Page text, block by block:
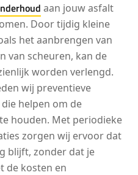
aan jouw asfalt
Door tijdig kleine
het aanbrengen van
van scheuren, kan de
worden verlengd.
wij preventieve
helpen om de
houden. Met periodieke
zorgen wij ervoor dat
blijft, zonder dat je
de kosten en